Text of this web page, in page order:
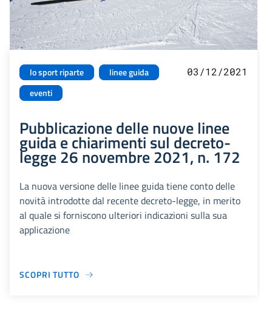
lo sport riparte
linee guida
eventi
03/12/2021
Pubblicazione delle nuove linee
guida e chiarimenti sul decreto-
legge 26 novembre 2021, n. 172
La nuova versione delle linee guida tiene conto delle
novità introdotte dal recente decreto-legge, in merito
al quale si forniscono ulteriori indicazioni sulla sua
applicazione
SCOPRI TUTTO